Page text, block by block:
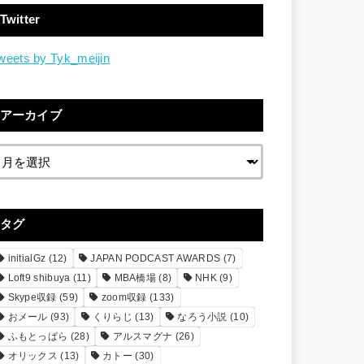
Twitter
by Tyk_meijin
アーカイブ
タグ
initialGz (12) JAPAN PODCAST AWARDS (7)
Loft9 shibuya (11) MBA橋場 (8) NHK (9)
Skype収録 (59) zoom収録 (133)
おメール (93) くりらじ (13) なろう小説 (10)
ふもとっぱら (28) アルスマグナ (26)
オリックス (13) カトー (30)